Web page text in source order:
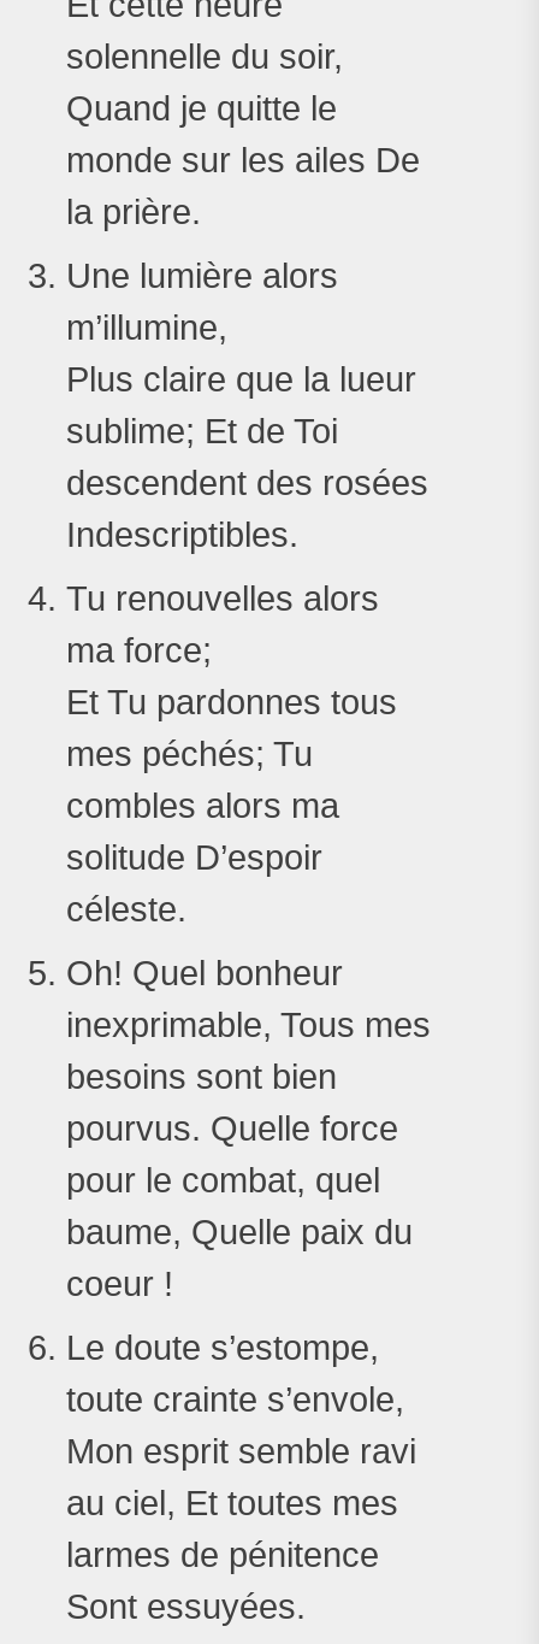
solennelle du soir,
Quand je quitte le
monde sur les ailes De
la prière.
Une lumière alors
m’illumine,
Plus claire que la lueur
sublime; Et de Toi
descendent des rosées
Indescriptibles.
Tu renouvelles alors
ma force;
Et Tu pardonnes tous
mes péchés; Tu
combles alors ma
solitude D’espoir
céleste.
Oh! Quel bonheur
inexprimable, Tous mes
besoins sont bien
pourvus. Quelle force
pour le combat, quel
baume, Quelle paix du
coeur !
Le doute s’estompe,
toute crainte s’envole,
Mon esprit semble ravi
au ciel, Et toutes mes
larmes de pénitence
Sont essuyées.